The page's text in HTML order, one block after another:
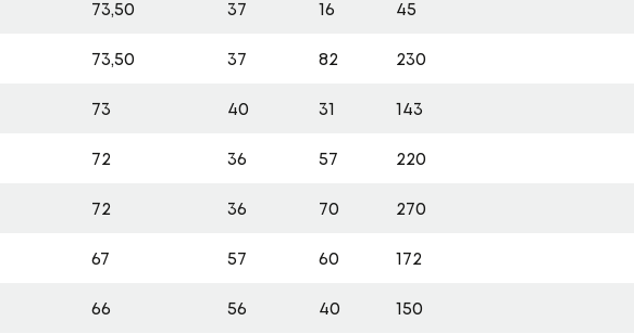
73,50 37 16 45
73,50 37 82 230
73 40 31 143
72 36 57 220
72 36 70 270
67 57 60 172
66 56 40 150